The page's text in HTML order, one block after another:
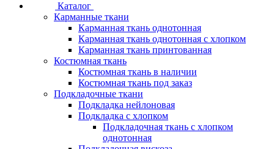
Каталог
Карманные ткани
Карманная ткань однотонная
Карманная ткань однотонная с хлопком
Карманная ткань принтованная
Костюмная ткань
Костюмная ткань в наличии
Костюмная ткань под заказ
Подкладочные ткани
Подкладка нейлоновая
Подкладка с хлопком
Подкладочная ткань с хлопком
однотонная